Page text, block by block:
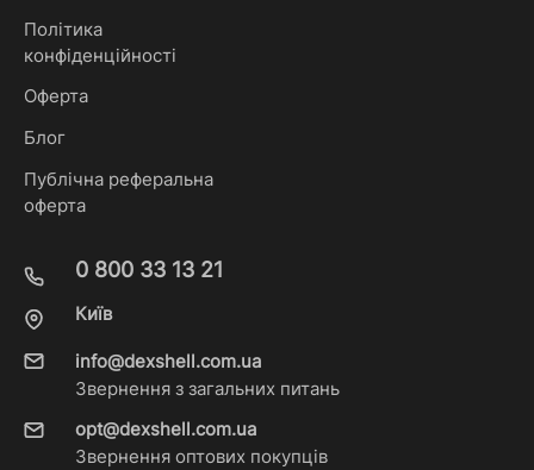
Політика
конфіденційності
Оферта
Блог
Публічна реферальна
оферта
0 800 33 13 21
Київ
info@dexshell.com.ua
Звернення з загальних питань
opt@dexshell.com.ua
Звернення оптових покупців